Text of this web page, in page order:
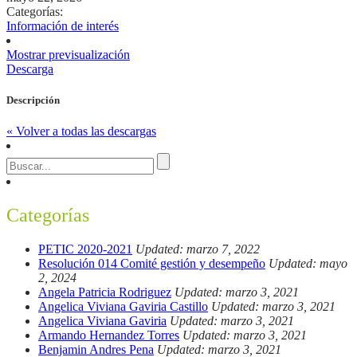
Categorías:
Información de interés
Mostrar previsualización
Descarga
Descripción
« Volver a todas las descargas
Categorías
PETIC 2020-2021 Updated: marzo 7, 2022
Resolución 014 Comité gestión y desempeño Updated: mayo
2, 2024
Angela Patricia Rodriguez Updated: marzo 3, 2021
Angelica Viviana Gaviria Castillo Updated: marzo 3, 2021
Angelica Viviana Gaviria Updated: marzo 3, 2021
Armando Hernandez Torres Updated: marzo 3, 2021
Benjamin Andres Pena Updated: marzo 3, 2021